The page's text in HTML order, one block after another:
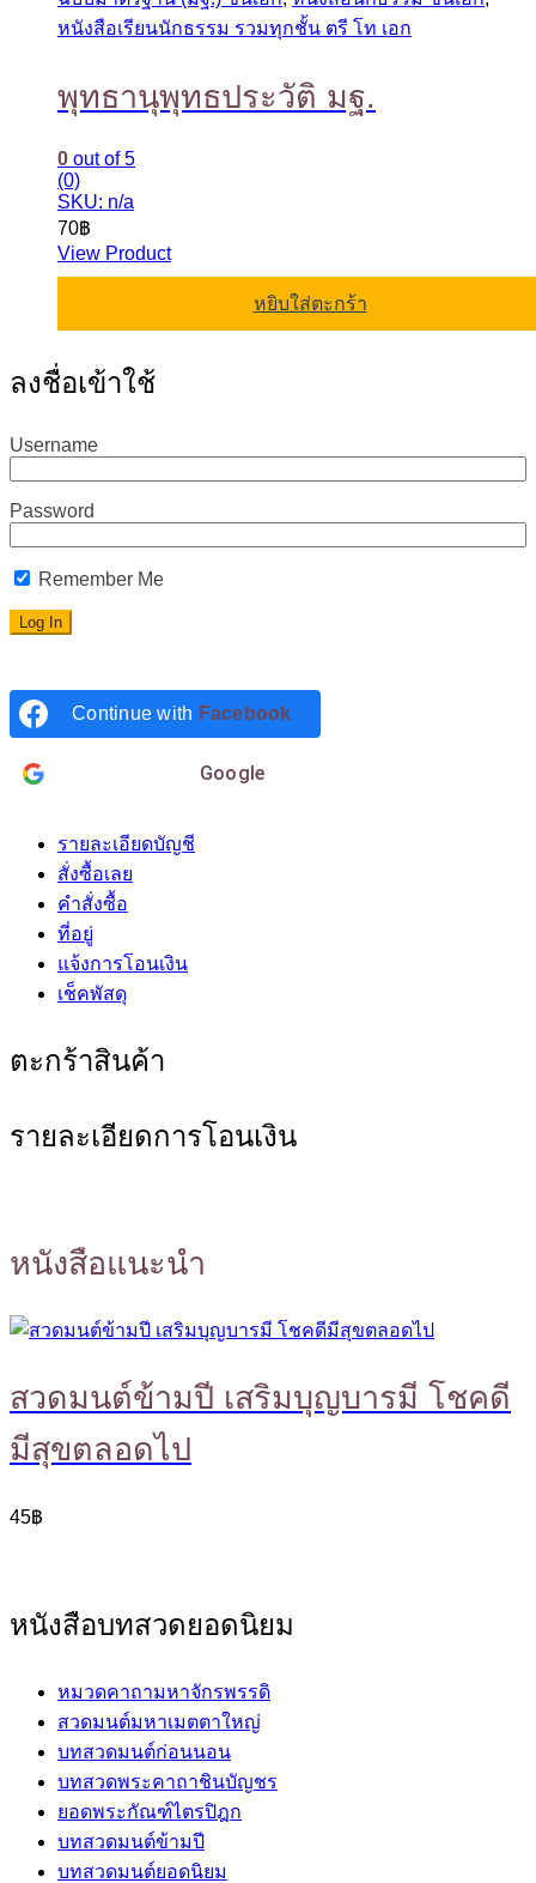
หนังสือเรียนนักธรรม รวมทุกชั้น ตรี โท เอก
พุทธานุพุทธประวัติ มฐ.
0 out of 5
(0)
SKU: n/a
70฿
View Product
หยิบใส่ตะกร้า
ลงชื่อเข้าใช้
Username
Password
Remember Me
Continue with Facebook
Google
รายละเอียดบัญชี
สั่งซื้อเลย
คำสั่งซื้อ
ที่อยู่
แจ้งการโอนเงิน
เช็คพัสดุ
ตะกร้าสินค้า
รายละเอียดการโอนเงิน
หนังสือแนะนำ
สวดมนต์ข้ามปี เสริมบุญบารมี โชคดี
มีสุขตลอดไป
45฿
หนังสือบทสวดยอดนิยม
หมวดคาถามหาจักรพรรดิ
สวดมนต์มหาเมตตาใหญ่
บทสวดมนต์ก่อนนอน
บทสวดพระคาถาชินบัญชร
ยอดพระกัณฑ์ไตรปิฎก
บทสวดมนต์ข้ามปี
บทสวดมนต์ยอดนิยม